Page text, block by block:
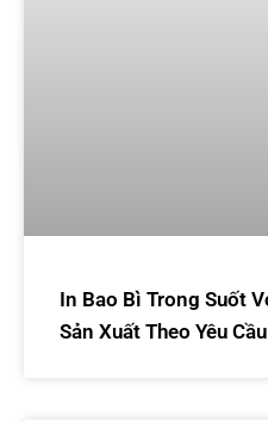
In Bao Bì Trong Suốt
Sản Xuất Theo Yêu Cầu